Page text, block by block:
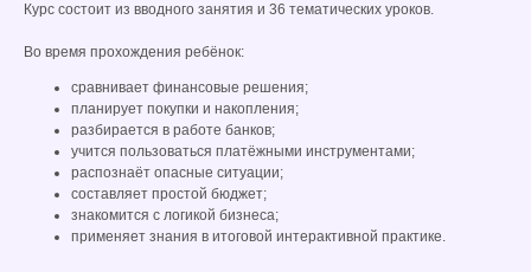
Курс состоит из вводного занятия и 36 тематических уроков.
Во время прохождения ребёнок:
сравнивает финансовые решения;
планирует покупки и накопления;
разбирается в работе банков;
учится пользоваться платёжными инструментами;
распознаёт опасные ситуации;
составляет простой бюджет;
знакомится с логикой бизнеса;
применяет знания в итоговой интерактивной практике.